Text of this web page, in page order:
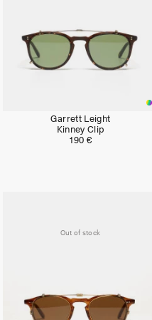
Garrett Leight
Kinney Clip
190 €
Out of stock